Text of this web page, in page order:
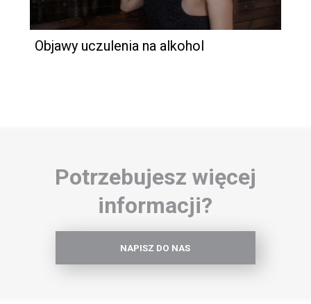
Objawy uczulenia na alkohol
Potrzebujesz więcej
informacji?
NAPISZ DO NAS